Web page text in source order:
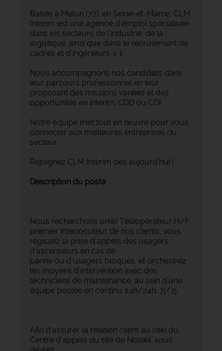
Basée à Melun (77), en Seine-et-Marne, CLM
Intérim est une agence d’emploi spécialisée
dans les secteurs de l’industrie, de la
logistique, ainsi que dans le recrutement de
cadres et d’ingénieurs ‍♂️‍♀️
Nous accompagnons nos candidats dans
leur parcours professionnel en leur
proposant des missions variées et des
opportunités en intérim, CDD ou CDI.
Notre équipe met tout en œuvre pour vous
connecter aux meilleures entreprises du
secteur.
Rejoignez CLM Intérim dès aujourd’hui !
Description du poste
Nous recherchons un(e) Téléopérateur H/F
premier interlocuteur de nos clients, vous
régissez la prise d'appels des usagers
d'ascenseurs en cas de
panne ou d'usagers bloqués, et orchestrez
les moyens d'intervention avec des
techniciens de maintenance, au sein d’une
équipe postée en continu 24h/24h, 7j/7j.
Afin d’assurer la relation client au sein du
Centre d’appels du site de Noisiel, vous